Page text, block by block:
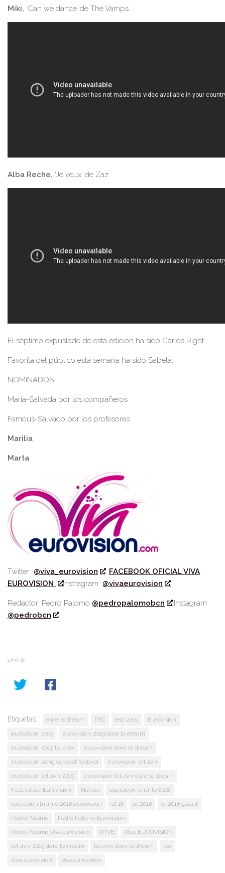
Miki, ‘Can we dance’ de The Vamps
Alba Reche, ‘Je veux’ de Zaz.
El séptimo expuslado de esta edición ha sido Carlos Right.
Favorita del público esta semana ha sido Sabela.
NOMINADOS
Maria-Salvada por los compañeros
Famous-Salvado por los profesores
Marilia
Marta
Twitter @viva_eurovision
FACEBOOK OFICIAL VIVA
EUROVISION
Instragram @vivaeurovision
Redactor: Pedro Palomo @pedropalomobcn
Instagram
@pedrobcn
SHARE
Etiquetas: dare to dream ESC esc 2019
Eurovision
eurovision 2019
eurovision 2019 dare to dream
eurovision 2019 tel aviv
eurovision dare to dream
eurovision song contest festival
eurovision tel aviv
eurovision tel aviv 2019
eurovision tel aviv dare to dream
Festival de Eurovisión
Noticia
operacion triunfo 2018
operacion triunfo 2018 eurovision
ot 18 ot 2018
ot 2018 gala 8
Pedro Palomo
Pedro Palomo Eurovision
Pedro Palomo Vivaeurovision
RTVE
Rtve EUROVISION
tel aviv 2019 dare to dream
tel aviv dare to dream
tve
viva eurovision
vivaeurovision